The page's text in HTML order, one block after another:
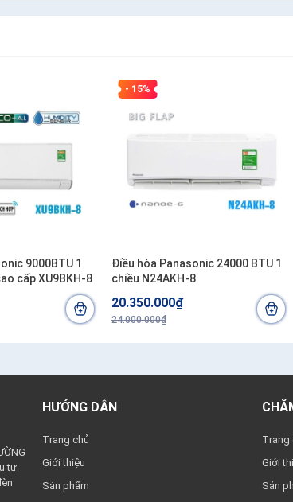
9000BTU 1
cấp XU9BKH-8
- 15%
Điều hòa Panasonic 24000 BTU 1
chiều N24AKH-8
20.350.000₫
24.000.000₫
tư
HƯỚNG DẪN
Trang chủ
Giới thiệu
Sản phẩm
Trang
Giới
Sản